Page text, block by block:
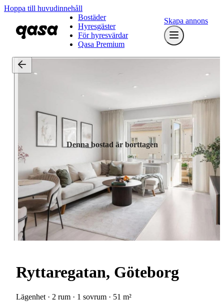
Hoppa till huvudinnehåll
Bostäder
Hyresgäster
För hyresvärdar
Qasa Premium
Skapa annons
Denna bostad är borttagen
Ryttaregatan, Göteborg
Lägenhet · 2 rum · 1 sovrum · 51 m²